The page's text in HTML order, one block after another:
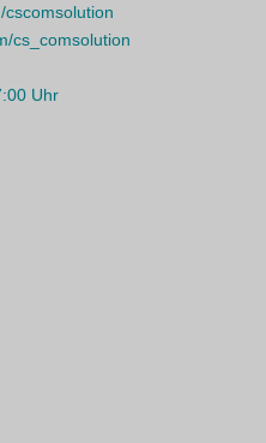
cscomsolution
cs_comsolution
Uhr